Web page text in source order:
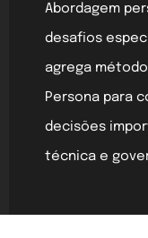
Abordagem
desafios
agrega
Persona para
decisões
técnica e